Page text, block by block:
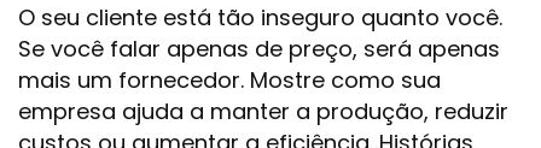
O seu cliente está tão inseguro quanto você.
Se você falar apenas de preço, será apenas
mais um fornecedor. Mostre como sua
empresa ajuda a manter a produção, reduzir